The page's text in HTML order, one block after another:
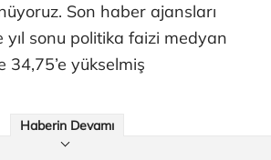
Son haber ajansları
sonu politika faizi medyan
34,75’e yükselmiş
Haberin Devamı